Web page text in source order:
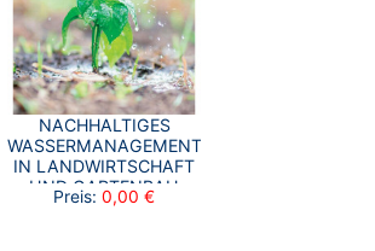
NACHHALTIGES
WASSERMANAGEMENT
IN LANDWIRTSCHAFT
UND GARTENBAU
Preis: 0,00 €